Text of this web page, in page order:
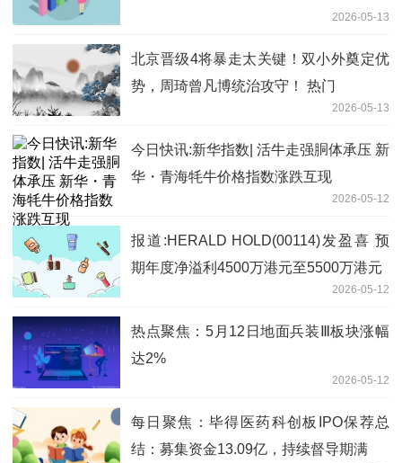
2026-05-13
北京晋级4将暴走太关键！双小外奠定优
势，周琦曾凡博统治攻守！ 热门
2026-05-13
今日快讯:新华指数| 活牛走强胴体承压 新
华・青海牦牛价格指数涨跌互现
2026-05-12
报道:HERALD HOLD(00114)发盈喜 预
期年度净溢利4500万港元至5500万港元
2026-05-12
热点聚焦：5月12日地面兵装Ⅲ板块涨幅
达2%
2026-05-12
每日聚焦：毕得医药科创板IPO保荐总
结：募集资金13.09亿，持续督导期满